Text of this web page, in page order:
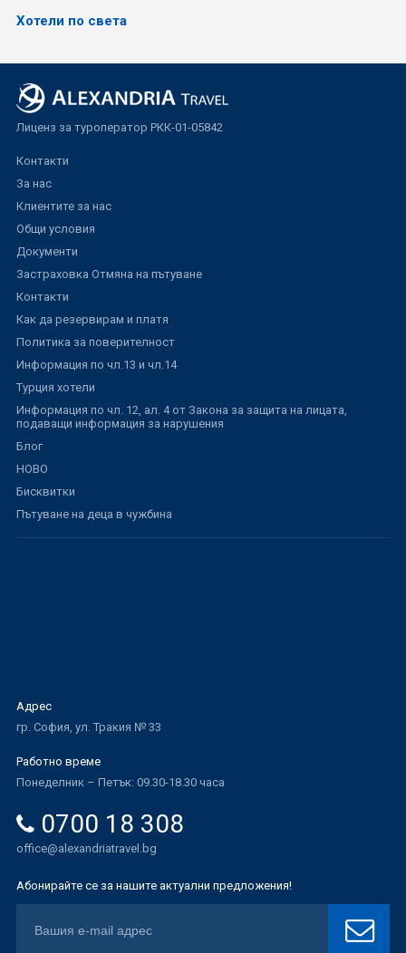
Хотели по света
Лиценз за туроператор РКК-01-05842
Контакти
За нас
Клиентите за нас
Общи условия
Документи
Застраховка Отмяна на пътуване
Контакти
Как да резервирам и платя
Политика за поверителност
Информация по чл.13 и чл.14
Турция хотели
Информация по чл. 12, ал. 4 от Закона за защита на лицата,
подаващи информация за нарушения
Блог
НОВО
Бисквитки
Пътуване на деца в чужбина
Адрес
гр. София, ул. Тракия № 33
Работно време
Понеделник – Петък: 09.30-18.30 часа
0700 18 308
office@alexandriatravel.bg
Абонирайте се за нашите актуални предложения!